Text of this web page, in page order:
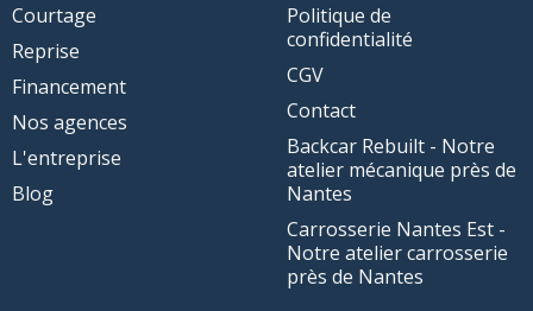
Courtage
Reprise
Financement
Nos agences
L'entreprise
Blog
Politique de
confidentialité
CGV
Contact
Backcar Rebuilt - Notre
atelier mécanique près de
Nantes
Carrosserie Nantes Est -
Notre atelier carrosserie
près de Nantes